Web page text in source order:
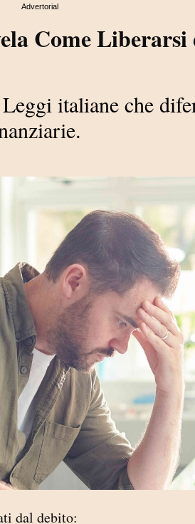
Advertorial
Come
italiane che
dal debito: